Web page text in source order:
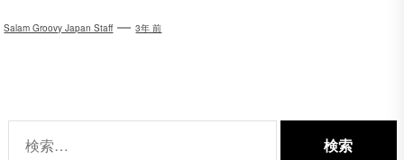
Salam Groovy Japan Staff 3年 前
索: